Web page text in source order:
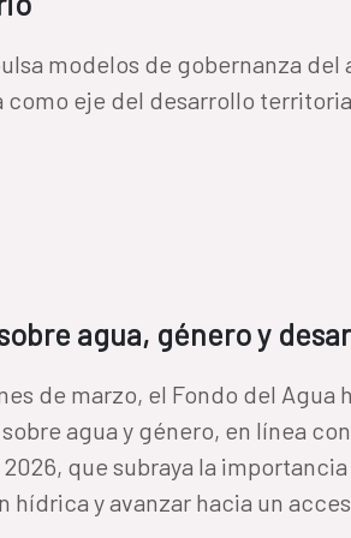
tecnológica y social; 2)
5) relación entre saneamiento,
Estos ejes reflejan un
para Agua y Saneamiento
Eje 2- Sesión magistral:
de Transición Ecológica, Agua,
Cooperación para Agua y
de República
modelos de gobernanza del
eje del desarrollo
agua, género y
de marzo, el Fondo del
agua y género, en línea
2026, que subraya la
hídrica y avanzar hacia un